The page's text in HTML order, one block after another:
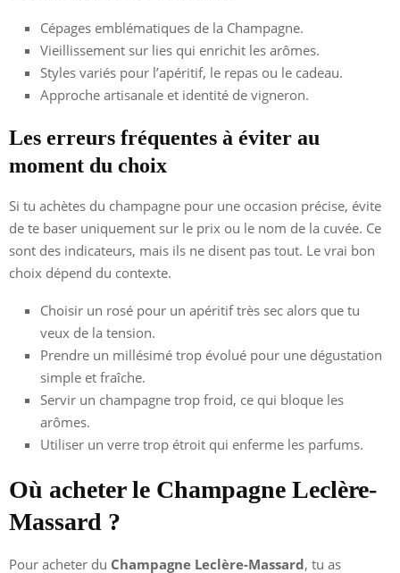
Cépages emblématiques de la Champagne.
Vieillissement sur lies qui enrichit les arômes.
Styles variés pour l’apéritif, le repas ou le cadeau.
Approche artisanale et identité de vigneron.
Les erreurs fréquentes à éviter au
moment du choix
Si tu achètes du champagne pour une occasion précise, évite
de te baser uniquement sur le prix ou le nom de la cuvée. Ce
sont des indicateurs, mais ils ne disent pas tout. Le vrai bon
choix dépend du contexte.
Choisir un rosé pour un apéritif très sec alors que tu
veux de la tension.
Prendre un millésimé trop évolué pour une dégustation
simple et fraîche.
Servir un champagne trop froid, ce qui bloque les
arômes.
Utiliser un verre trop étroit qui enferme les parfums.
Où acheter le Champagne Leclère-
Massard ?
Pour acheter du Champagne Leclère-Massard, tu as